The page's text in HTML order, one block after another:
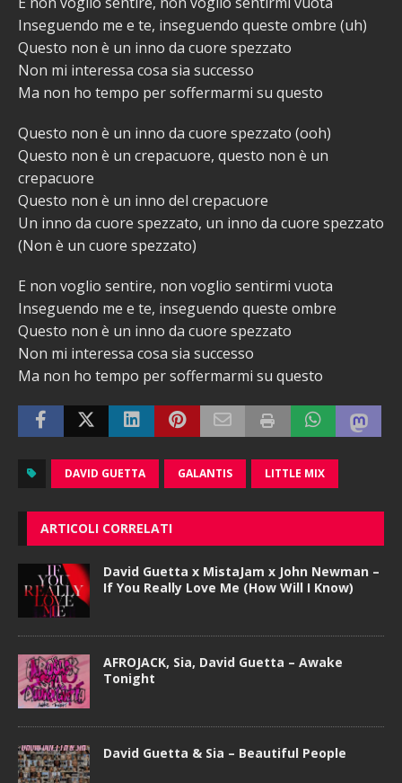
Inseguendo me e te, inseguendo queste ombre (uh)
Questo non è un inno da cuore spezzato
Non mi interessa cosa sia successo
Ma non ho tempo per soffermarmi su questo
Questo non è un inno da cuore spezzato (ooh)
Questo non è un crepacuore, questo non è un
crepacuore
Questo non è un inno del crepacuore
Un inno da cuore spezzato, un inno da cuore spezzato
(Non è un cuore spezzato)
E non voglio sentire, non voglio sentirmi vuota
Inseguendo me e te, inseguendo queste ombre
Questo non è un inno da cuore spezzato
Non mi interessa cosa sia successo
Ma non ho tempo per soffermarmi su questo
DAVID GUETTA GALANTIS LITTLE MIX
ARTICOLI CORRELATI
David Guetta x MistaJam x John Newman –
If You Really Love Me (How Will I Know)
AFROJACK, Sia, David Guetta – Awake
Tonight
David Guetta & Sia – Beautiful People